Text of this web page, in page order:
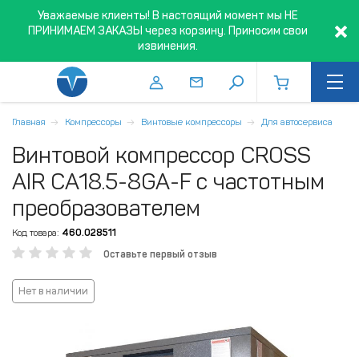
Уважаемые клиенты! В настоящий момент мы НЕ
ПРИНИМАЕМ ЗАКАЗЫ через корзину. Приносим свои
извинения.
Главная Компрессоры Винтовые компрессоры Для автосервиса
Винтовой компрессор CROSS
AIR CA18.5-8GA-F с частотным
преобразователем
Код товара: 460.028511
Оставьте первый отзыв
Нет в наличии